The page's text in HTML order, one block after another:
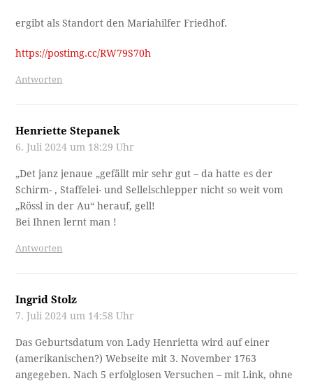
ergibt als Standort den Mariahilfer Friedhof.
https://postimg.cc/RW79S70h
Antworten
Henriette Stepanek
6. Juli 2024 um 18:29 Uhr
„Det janz jenaue „gefällt mir sehr gut – da hatte es der
Schirm- , Staffelei- und Sellelschlepper nicht so weit vom
„Rössl in der Au“ herauf, gell!
Bei Ihnen lernt man !
Antworten
Ingrid Stolz
7. Juli 2024 um 14:58 Uhr
Das Geburtsdatum von Lady Henrietta wird auf einer
(amerikanischen?) Webseite mit 3. November 1763
angegeben. Nach 5 erfolglosen Versuchen – mit Link, ohne